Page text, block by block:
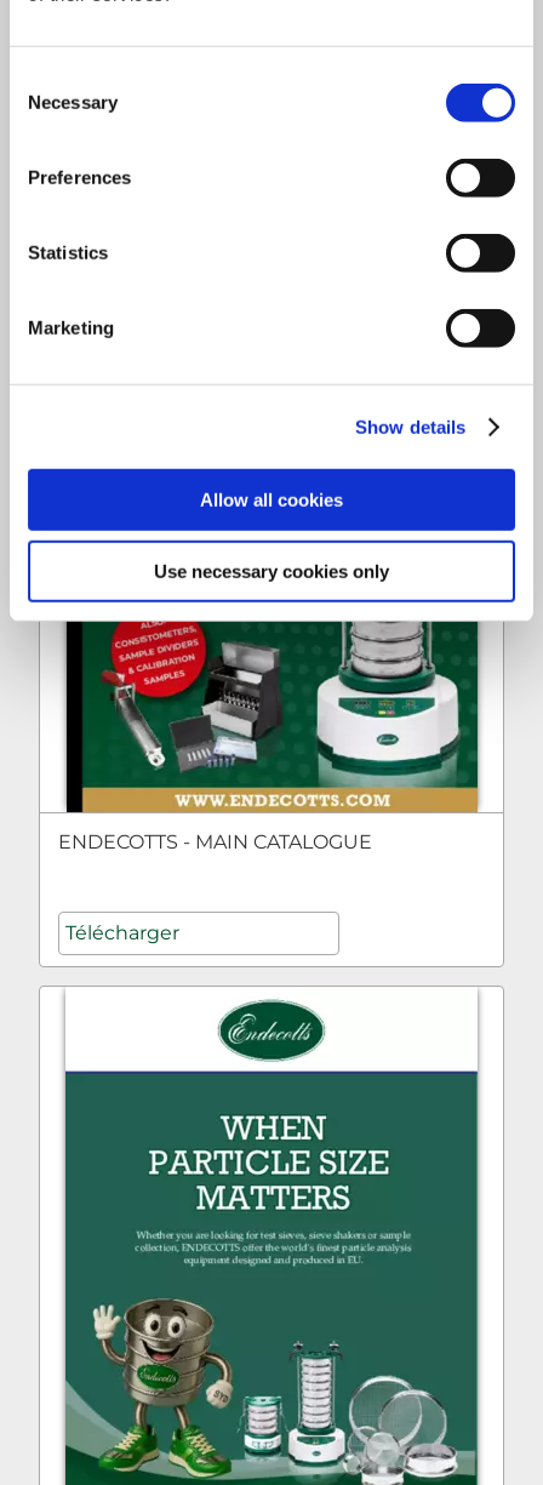
Selection
Necessary
Preferences
Statistics
Marketing
Show details
Allow all cookies
Use necessary cookies only
Télécharger
ENDECOTTS - MAIN CATALOGUE
Télécharger